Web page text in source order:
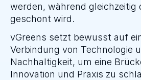
werden, während gleichzeitig
geschont wird.
vGreens setzt bewusst auf
Verbindung von Technologie
Nachhaltigkeit, um eine
Innovation und Praxis zu